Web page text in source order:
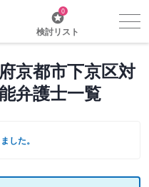
0
検討リスト
京都市下京区対
弁護士一覧
した。